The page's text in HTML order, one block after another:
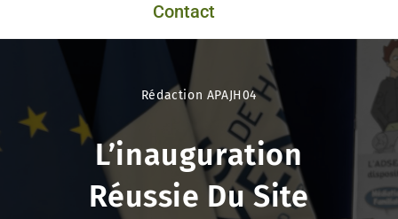
Contact
Rédaction APAJH04
L’inauguration
Réussie Du Site